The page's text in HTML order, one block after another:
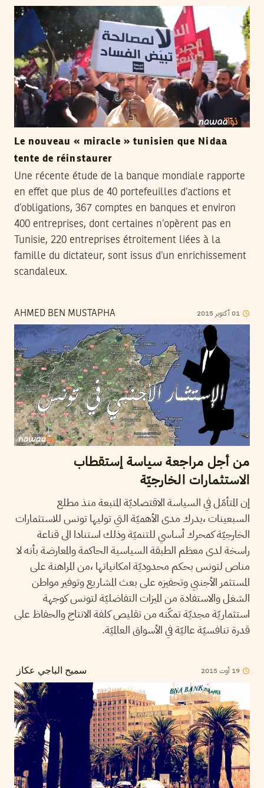
Le nouveau « miracle » tunisien que Nidaa
tente de réinstaurer
Une récente étude de la banque mondiale rapporte
en effet que plus de 40 portefeuilles d’actions et
d’obligations, 367 comptes en banques et environ
400 entreprises, dont certaines n’opèrent pas en
Tunisie, 220 entreprises étroitement liées à la
famille du dictateur, sont issus d’un enrichissement
scandaleux.
AHMED BEN MUSTAPHA 01أكتوبر 2015
من أجل مراجعة سياسة إستقطاب
الاستثمارات الخارجيّة
إن المتأمّل في السياسة الاقتصاديّة المتبعة منذ مطلع
السبعينات ،يدرك مدى الأهميّة التي توليها تونس للاستثمارات
الخارجيّة كمحرك أساسي للتنميّة وذلك استنادا الى قناعة
راسخة لدى معظم الطبقة السياسية الحاكمة والمعارضة بأنه لا
مناص لتونس بحكم محدوديّة امكانياتها ،من المراهنة على
المستثمر الأجنبي وتحفيزه على بعث المشاريع وتوفير مواطن
الشغل والاستفادة من الميزات التفاضليّة لتونس كوجهة
استثماريّة مجديّة تمكّنه من تقليص كلفة الانتاج والحفاظ على
قدرة تنافسيّة عاليّة في الأسواق العالميّة.
سميح الباجي عكاز 19 أوت 2015